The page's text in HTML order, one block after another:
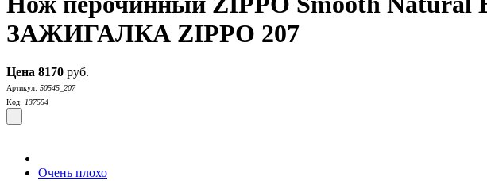
ЗАЖИГАЛКА ZIPPO 207
Цена 8170 руб.
Артикул: 50545_207
Код: 137554
Очень плохо